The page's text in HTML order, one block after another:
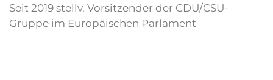
Seit 2019 stellv. Vorsitzender der CDU/CSU-
Gruppe im Europäischen Parlament